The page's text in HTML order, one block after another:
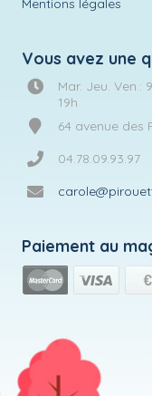
Mentions légales
Vous avez une
Mar. Jeu. Ven.:
19h
64 avenue des
04.78.09.93.97
Paiement au